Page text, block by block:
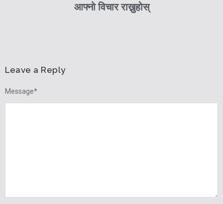
आफ्नो विचार राख्नुहोस्
Leave a Reply
Message*